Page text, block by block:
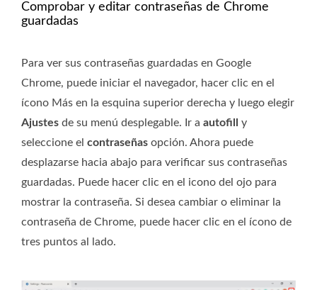
Comprobar y editar contraseñas de Chrome
guardadas
Para ver sus contraseñas guardadas en Google
Chrome, puede iniciar el navegador, hacer clic en el
ícono Más en la esquina superior derecha y luego elegir
Ajustes de su menú desplegable. Ir a autofill
y
seleccione el contraseñas opción. Ahora puede
desplazarse hacia abajo para verificar sus contraseñas
guardadas. Puede hacer clic en el icono del ojo para
mostrar la contraseña. Si desea cambiar o eliminar la
contraseña de Chrome, puede hacer clic en el ícono de
tres puntos al lado.